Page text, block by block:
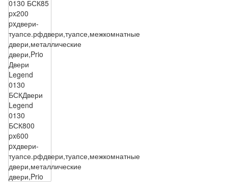
0130 БСК85
px200
pxдвери-
туапсе.рфдвери,туапсе,межкомнатные
двери,металлические
двери,Prio
Двери
Legend
0130
БСКДвери
Legend
0130
БСК800
px600
pxдвери-
туапсе.рфдвери,туапсе,межкомнатные
двери,металлические
двери,Prio